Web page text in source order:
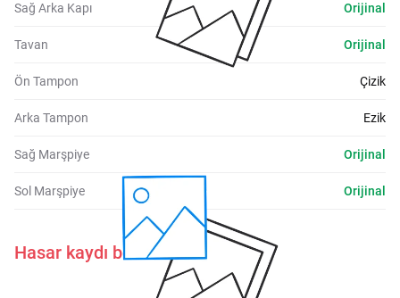
Sağ Arka Kapı Orijinal
Tavan Orijinal
Ön Tampon Çizik
Arka Tampon Ezik
Sağ Marşpiye Orijinal
Sol Marşpiye Orijinal
Hasar kaydı belirtilmemiştir.